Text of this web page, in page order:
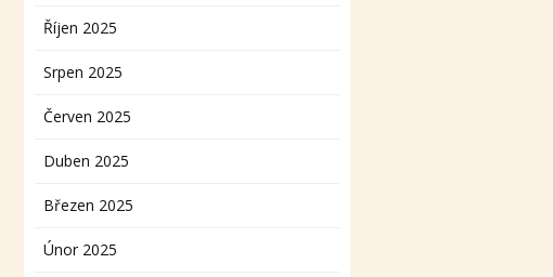
Říjen 2025
Srpen 2025
Červen 2025
Duben 2025
Březen 2025
Únor 2025